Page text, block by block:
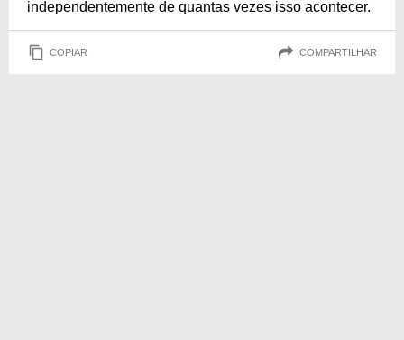
independentemente de quantas vezes isso acontecer.
COPIAR COMPARTILHAR